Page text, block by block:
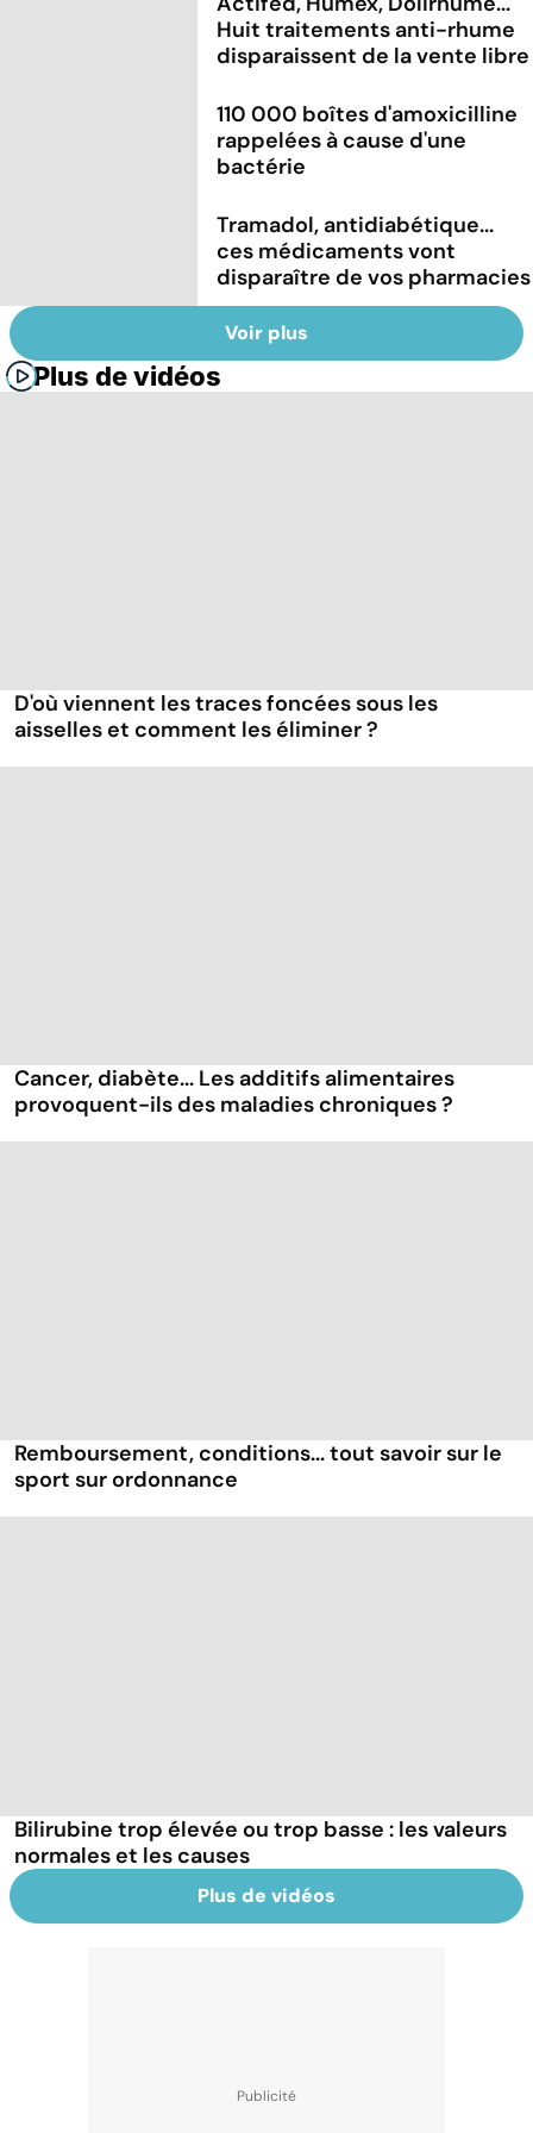
Huit traitements anti-rhume
disparaissent de la vente libre
110 000 boîtes d'amoxicilline
rappelées à cause d'une
bactérie
Tramadol, antidiabétique...
ces médicaments vont
disparaître de vos pharmacies
Voir plus
Plus de vidéos
D'où viennent les traces foncées sous les
aisselles et comment les éliminer ?
Cancer, diabète... Les additifs alimentaires
provoquent-ils des maladies chroniques ?
Remboursement, conditions... tout savoir sur le
sport sur ordonnance
Bilirubine trop élevée ou trop basse : les valeurs
normales et les causes
Plus de vidéos